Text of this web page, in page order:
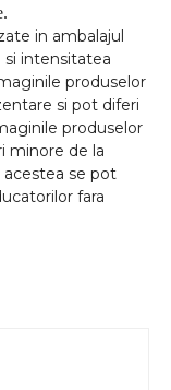
in ambalajul
si intensitatea
produselor
si pot diferi
produselor
minore de la
se pot
fara